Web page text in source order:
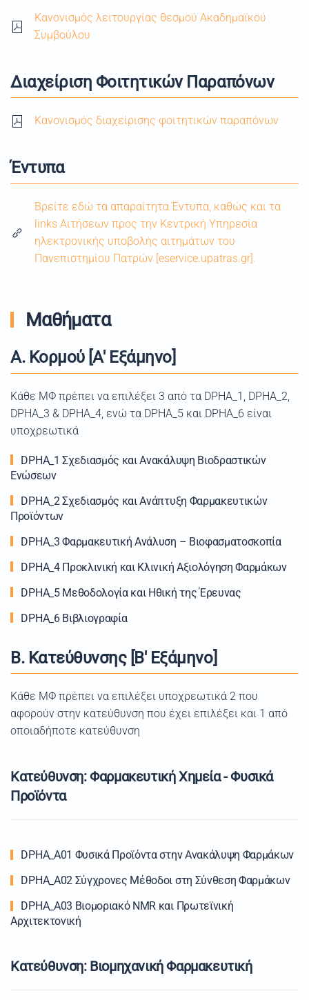
Κανονισμός λειτουργίας θεσμού Ακαδημαϊκού
Συμβούλου
Διαχείριση Φοιτητικών Παραπόνων
Κανονισμός διαχείρισης φοιτητικών παραπόνων
Έντυπα
Βρείτε εδώ τα απαραίτητα Έντυπα, καθώς και τα
links Αιτήσεων προς την Κεντρική Υπηρεσία
ηλεκτρονικής υποβολής αιτημάτων του
Πανεπιστημίου Πατρών [eservice.upatras.gr].
Μαθήματα
Α. Κορμού [Α' Εξάμηνο]
Kάθε ΜΦ πρέπει να επιλέξει 3 από τα DPHA_1, DPHA_2,
DPHA_3 & DPHA_4, ενώ τα DPHA_5 και DPHA_6 είναι
υποχρεωτικά
DPHA_1 Σχεδιασμός και Ανακάλυψη Βιοδραστικών
Ενώσεων
DPHA_2 Σχεδιασμός και Ανάπτυξη Φαρμακευτικών
Προϊόντων
DPHA_3 Φαρμακευτική Ανάλυση – Βιοφασματοσκοπία
DPHA_4 Προκλινική και Κλινική Αξιολόγηση Φαρμάκων
DPHA_5 Μεθοδολογία και Ηθική της Έρευνας
DPHA_6 Βιβλιογραφία
Β. Κατεύθυνσης [Β' Εξάμηνο]
Κάθε ΜΦ πρέπει να επιλέξει υποχρεωτικά 2 που
αφορούν στην κατεύθυνση που έχει επιλέξει και 1 από
οποιαδήποτε κατεύθυνση
Κατεύθυνση: Φαρμακευτική Χημεία - Φυσικά
Προϊόντα
DPHA_A01 Φυσικά Προϊόντα στην Ανακάλυψη Φαρμάκων
DPHA_A02 Σύγχρονες Mέθοδοι στη Σύνθεση Φαρμάκων
DPHA_A03 Βιομοριακό NMR και Πρωτεϊνική
Αρχιτεκτονική
Κατεύθυνση: Βιομηχανική Φαρμακευτική